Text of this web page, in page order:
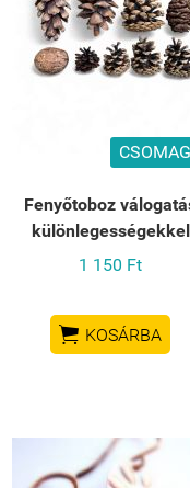
Fenyőtoboz
különlegességekkel
1 150 Ft
 KOSÁRBA